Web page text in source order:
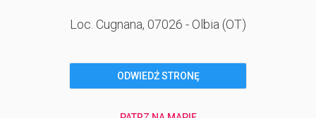
Loc. Cugnana, 07026 - Olbia (OT)
ODWIEDŹ STRONĘ